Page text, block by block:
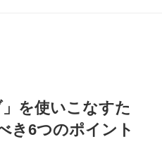
を使いこなすた
き6つのポイント